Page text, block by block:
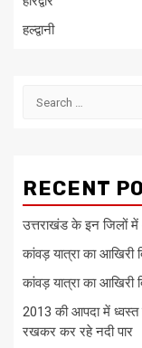
हल्द्वानी
Search
RECENT
उत्तराखंड के इन जिलों में
कांवड़ यात्रा का आखिरी
कांवड़ यात्रा का आखिरी
2013 की आपदा में
रखकर कर रहे नदी पार